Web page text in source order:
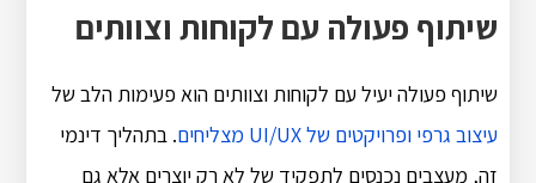
שיתוף פעולה עם לקוחות וצוותים
שיתוף פעולה יעיל עם לקוחות וצוותים הוא פעימות הלב של
עיצוב גרפי ופרויקטים של UI/UX מצליחים
. בתהליך דינמי
זה, מעצבים נכנסים לתפקיד של לא רק יוצרים אלא גם